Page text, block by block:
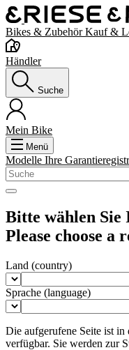
Bikes & ZubehörKauf &
Händler
Suche
Mein Bike
Menü
Modelle Ihre
Bitte wählen Sie
Please choose a
Land (country)
Sprache (language)
Die aufgerufene Seite ist
verfügbar. Sie werden zur